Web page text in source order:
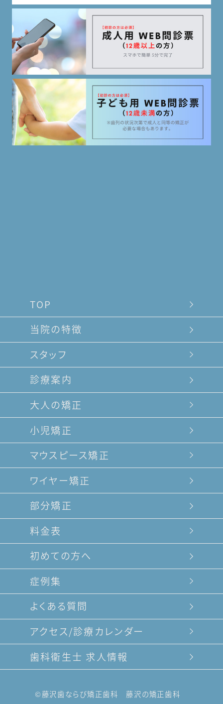
TOP
当院の特徴
スタッフ
診療案内
大人の矯正
小児矯正
マウスピース矯正
ワイヤー矯正
部分矯正
料金表
初めての方へ
症例集
よくある質問
アクセス/診療カレンダー
歯科衛生士 求人情報
©︎藤沢歯ならび矯正歯科 藤沢の矯正歯科